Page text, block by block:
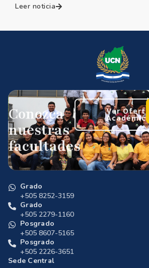
Leer noticia
Conozca
nuestras
facultades
Ver Oferta
Académica
Grado
+505 8252-3159
Grado
+505 2279-1160
Posgrado
+505 8607-5165
Posgrado
+505 2226-3651
Sede Central